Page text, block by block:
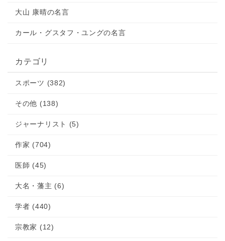
大山 康晴の名言
カール・グスタフ・ユングの名言
カテゴリ
スポーツ (382)
その他 (138)
ジャーナリスト (5)
作家 (704)
医師 (45)
大名・藩主 (6)
学者 (440)
宗教家 (12)